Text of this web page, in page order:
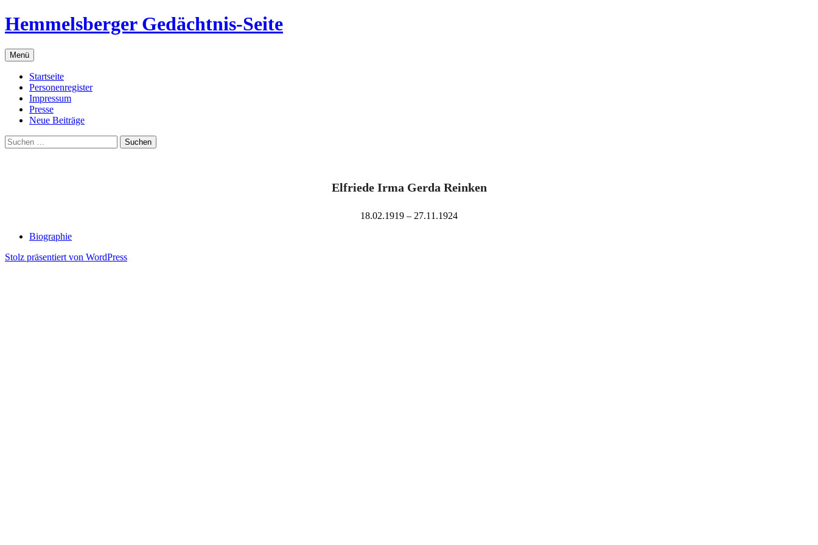
Zum
Inhalt
Hemmelsberger Gedächtnis-Seite
Menü
Startseite
Personenregister
Impressum
Presse
Neue Beiträge
Suchen
nach:
Elfriede Irma Gerda Reinken
18.02.1919 – 27.11.1924
Biographie
Stolz präsentiert von WordPress